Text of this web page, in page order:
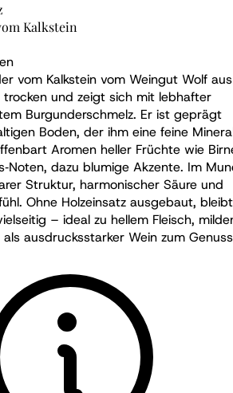
Kalkstein
vom Kalkstein vom Weingut Wolf aus
trocken und zeigt sich mit lebhafter
Burgunderschmelz. Er ist geprägt
Boden, der ihm eine feine
Aromen heller Früchte wie
dazu blumige Akzente. Im
Struktur, harmonischer Säure und
Ohne Holzeinsatz ausgebaut, bleibt
– ideal zu hellem Fleisch,
ausdrucksstarker Wein zum